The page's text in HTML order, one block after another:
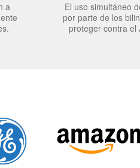
a
El uso simultáneo
por parte de los
proteger contra el